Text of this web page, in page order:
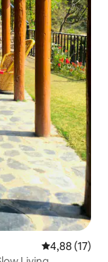
4,88 de
4,88 (17)